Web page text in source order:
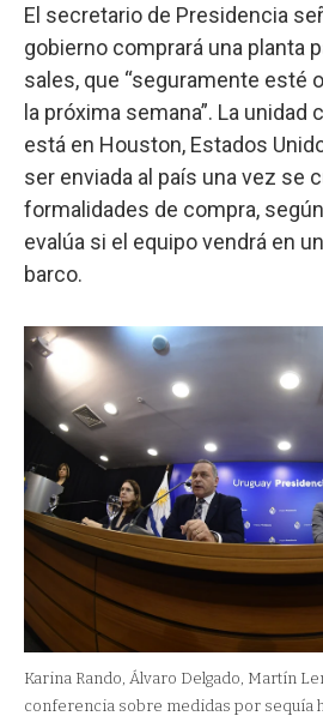
El secretario de Presidencia
gobierno comprará una planta
sales, que “seguramente esté
la próxima semana”. La unidad
está en Houston, Estados
ser enviada al país una vez se
formalidades de compra,
evalúa si el equipo vendrá en
barco.
Karina Rando, Álvaro Delgado, Martín
conferencia sobre medidas por sequía